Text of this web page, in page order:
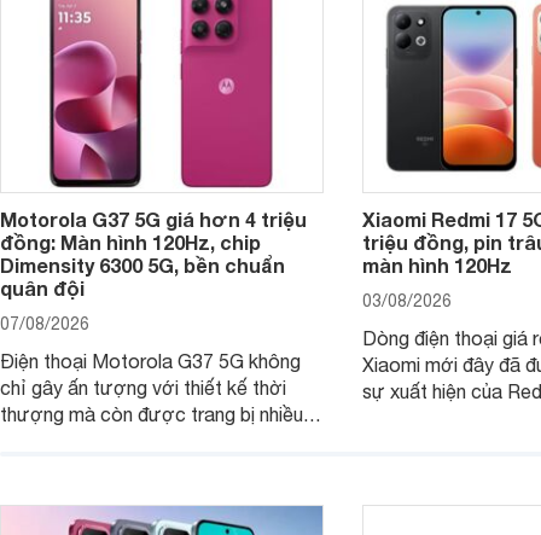
Motorola G37 5G giá hơn 4 triệu
đồng: Màn hình 120Hz, chip
Dimensity 6300 5G, bền chuẩn
quân đội
07/08/2026
Điện thoại Motorola G37 5G không
chỉ gây ấn tượng với thiết kế thời
thượng mà còn được trang bị nhiều
Xiaomi Redmi 17
triệu đồng, pin
màn hình 120Hz
03/08/2026
Dòng điện thoại giá
Xiaomi mới đây đã
sự xuất hiện của